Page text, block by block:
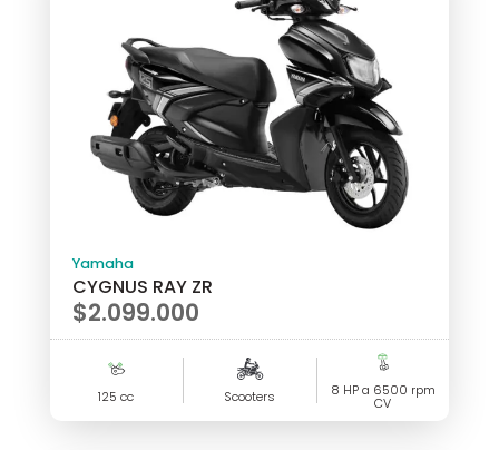
Yamaha
CYGNUS RAY ZR
$2.099.000
125 cc Scooters 8 HP a 6500 rpm
CV